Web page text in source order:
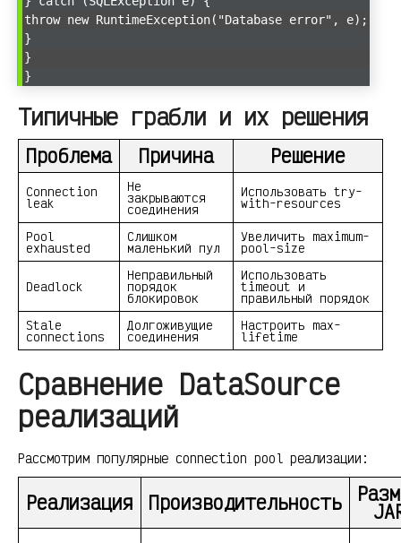
throw new RuntimeException("Database error", e);
}
}
}
Типичные грабли и их решения
Проблема Причина Решение
Connection
leak
Не
закрываются
соединения
Использовать try-
with-resources
Pool
exhausted
Слишком
маленький пул
Увеличить maximum-
pool-size
Deadlock
Неправильный
порядок
блокировок
Использовать
timeout и
правильный порядок
Stale
connections
Долгоживущие
соединения
Настроить max-
lifetime
Сравнение DataSource
реализаций
Рассмотрим популярные connection pool реализации:
Реализация Производительность